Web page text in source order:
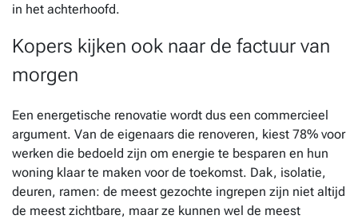
in het achterhoofd.
Kopers kijken ook naar de factuur van
morgen
Een energetische renovatie wordt dus een commercieel
argument. Van de eigenaars die renoveren, kiest 78% voor
werken die bedoeld zijn om energie te besparen en hun
woning klaar te maken voor de toekomst. Dak, isolatie,
deuren, ramen: de meest gezochte ingrepen zijn niet altijd
de meest zichtbare, maar ze kunnen wel de meest